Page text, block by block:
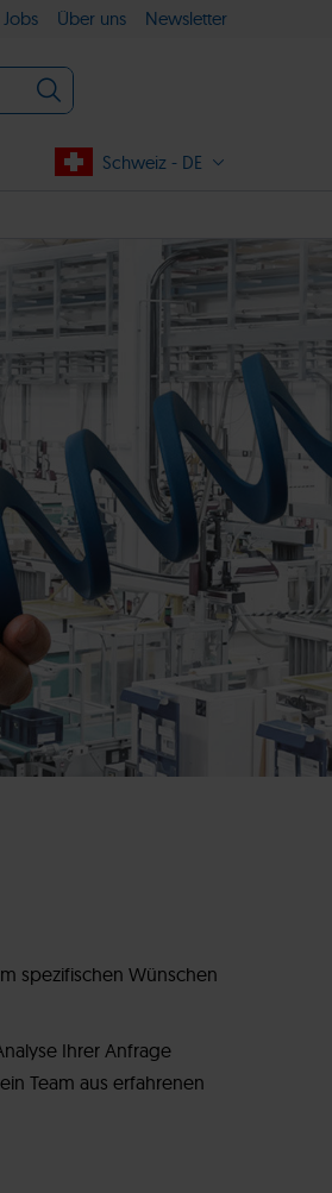
Schweiz - DE
Jobs Über uns Newsletter
spezifischen Wünschen
Ihrer Anfrage
Team aus erfahrenen